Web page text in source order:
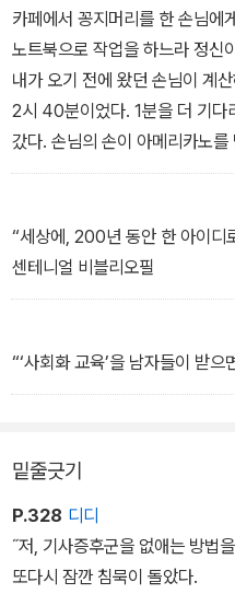
카페에서 꽁지머리를 한 손님에
노트북으로 작업을 하느라 정신
내가 오기 전에 왔던 손님이 계
2시 40분이었다. 1분을 더 기다
갔다. 손님의 손이 아메리카노
지기 직전에 잡았다. - 토요일
“세상에, 200년 동안 한 아이디
센테니얼 비블리오필
“‘사회화 교육’을 남자들이 받
밑줄긋기
P.328 디디
˝저, 기사증후군을 없애는 방법
또다시 잠깐 침묵이 돌았다.